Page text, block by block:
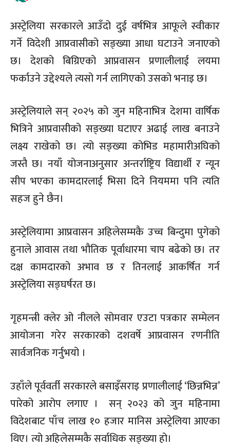
अस्ट्रेलिया सरकारले आउँदो दुई वर्षभित्र आफूले स्वीकार
गर्ने विदेशी आप्रवासीको सङ्ख्या आधा घटाउने जनाएको
छ। देशको बिग्रिएको आप्रवासन प्रणालीलाई लयमा
फर्काउने उद्देश्यले त्यसो गर्न लागिएको उसको भनाइ छ।
अस्ट्रेलियाले सन् २०२५ को जुन महिनाभित्र देशमा वार्षिक
भित्रिने आप्रवासीको सङ्ख्या घटाएर अढाई लाख बनाउने
लक्ष्य राखेको छ। त्यो सङ्ख्या कोभिड महामारीअघिको
जस्तै छ। नयाँ योजनाअनुसार अन्तर्राष्ट्रिय विद्यार्थी र न्यून
सीप भएका कामदारलाई भिसा दिने नियममा पनि त्यति
सहज हुने छैन।
अस्ट्रेलियामा आप्रवासन अहिलेसम्मकै उच्च बिन्दुमा पुगेको
हुनाले आवास तथा भौतिक पूर्वाधारमा चाप बढेको छ। तर
दक्ष कामदारको अभाव छ र तिनलाई आकर्षित गर्न
अस्ट्रेलिया सङ्घर्षरत छ।
गृहमन्त्री क्लेर ओ नीलले सोमवार एउटा पत्रकार सम्मेलन
आयोजना गरेर सरकारको दशवर्षे आप्रवासन रणनीति
सार्वजनिक गर्नुभयो ।
उहाँले पूर्ववर्ती सरकारले बसाइँसराइ प्रणालीलाई ‘छिन्नभिन्न’
पारेको आरोप लगाए । सन् २०२३ को जुन महिनामा
विदेशबाट पाँच लाख १० हजार मानिस अस्ट्रेलिया आएका
थिए। त्यो अहिलेसम्मकै सर्वाधिक सङ्ख्या हो।